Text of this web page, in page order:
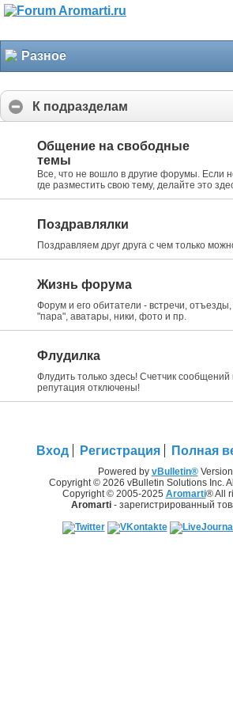
Разное
К подразделам
Общение на свободные
темы
Все, что не вошло в другие форумы. Если
где разместить свою тему, делайте это
Поздравлялки
Поздравляем друг друга с чем только
Жизнь форума
Форум и его обитатели - встречи, отъезды,
"пара", аватары, ники, фото и пр.
Флудилка
Флудить только здесь! Счетчик сообщений
репутация отключены!
Вход Регистрация Полная
Powered by vBulletin®
Copyright © 2026 vBulletin Solutions Inc.
Copyright © 2005-2025 Aromarti® All
Aromarti- зарегистрированный